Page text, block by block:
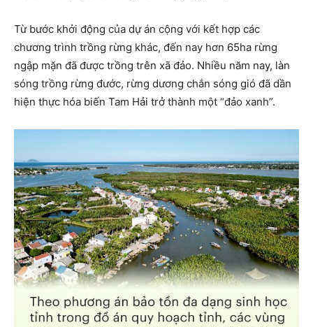
Từ bước khởi động của dự án cộng với kết hợp các
chương trình trồng rừng khác, đến nay hơn 65ha rừng
ngập mặn đã được trồng trên xã đảo. Nhiều năm nay, làn
sóng trồng rừng đước, rừng dương chắn sóng gió đã dần
hiện thực hóa biến Tam Hải trở thành một “đảo xanh”.